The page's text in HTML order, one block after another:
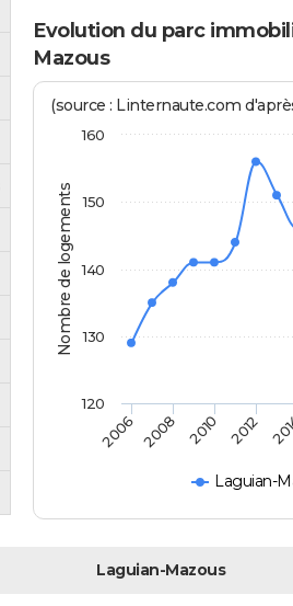
Evolution du parc
Mazous
Nombre de logements
(source : Linternaute.com
Laguian-
2006 2008 2010 2012
120
130
140
150
160
Laguian-Mazous